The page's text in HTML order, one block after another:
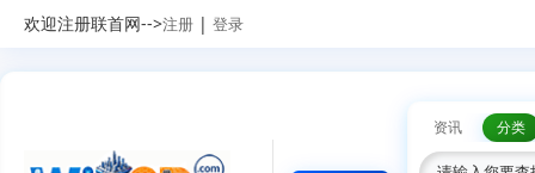
欢迎注册联首网-->注册 | 登录
资讯 分类